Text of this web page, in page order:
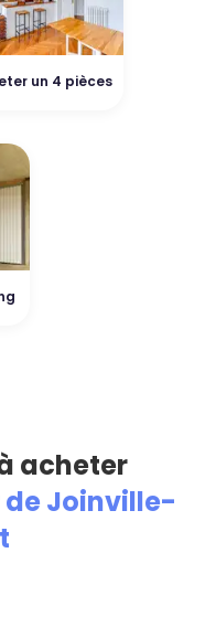
un 4 pièces
acheter
Joinville-